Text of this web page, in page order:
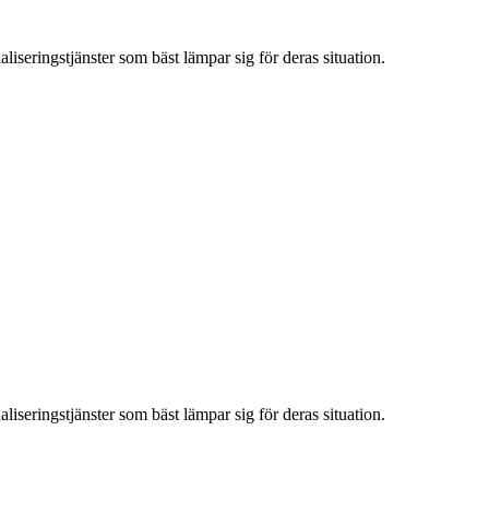
som bäst lämpar sig för deras situation.
som bäst lämpar sig för deras situation.